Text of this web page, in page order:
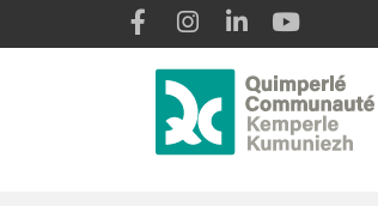
Gestion des traceurs Lien vers le compte
Lien vers le compte
Lien vers le